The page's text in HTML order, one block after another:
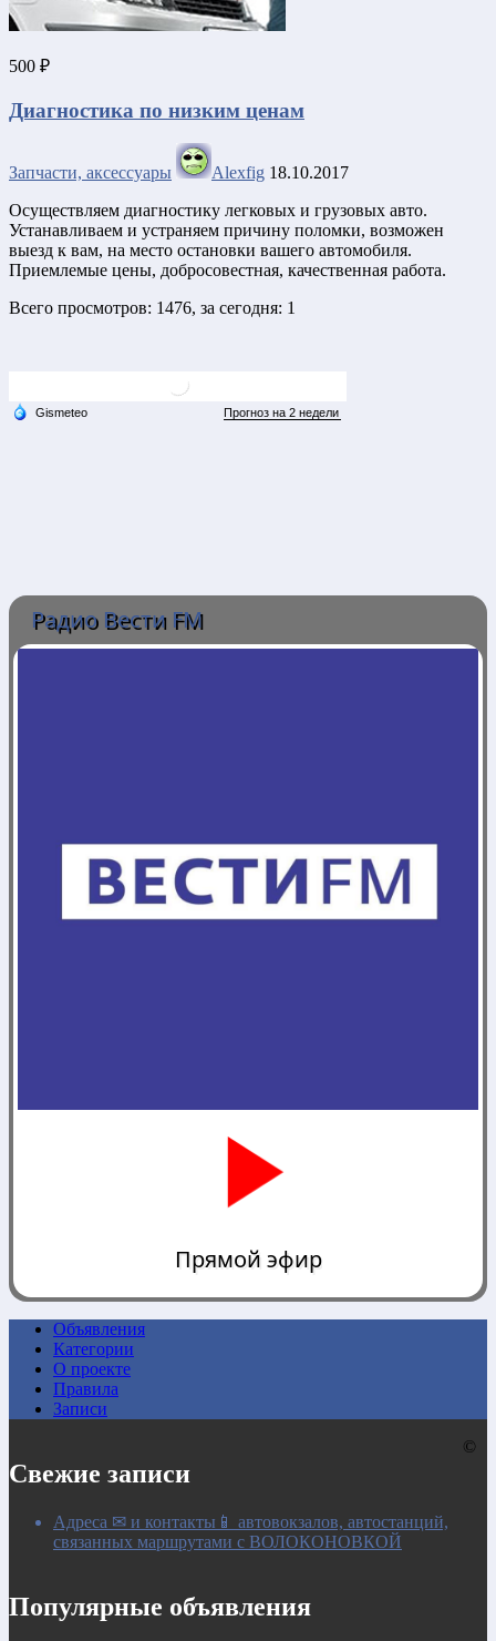
500 ₽
Диагностика по низким ценам
Запчасти, аксессуары Alexfig 18.10.2017
Осуществляем диагностику легковых и грузовых авто.
Устанавливаем и устраняем причину поломки, возможен
выезд к вам, на место остановки вашего автомобиля.
Приемлемые цены, добросовестная, качественная работа.
Всего просмотров: 1476, за сегодня: 1
Радио Вести FM
0:00
Прямой эфир
Объявления
Категории
О проекте
Правила
Записи
Свежие записи
Адреса ✉ и контакты📱 автовокзалов, автостанций,
связанных маршрутами с ВОЛОКОНОВКОЙ
Популярные объявления
©